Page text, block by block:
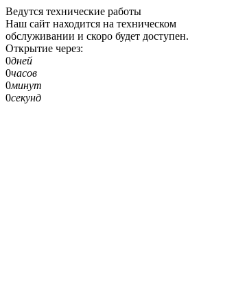
Ведутся технические работы
Наш сайт находится на техническом
обслуживании и скоро будет доступен.
Открытие через:
0дней
0часов
0минут
0секунд